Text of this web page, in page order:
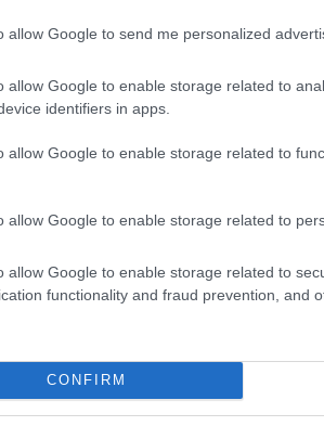
allow Google to send me personalized
allow Google to enable storage related to
identifiers in apps.
allow Google to enable storage related to
allow Google to enable storage related to
allow Google to enable storage related to
functionality and fraud prevention, and
CONFIRM